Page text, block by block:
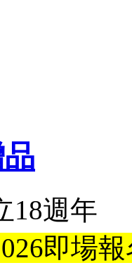
18週年
即場